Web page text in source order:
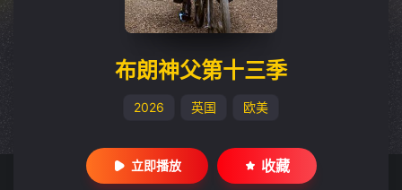
布朗神父第十三季
2026 英国 欧美
立即播放 收藏